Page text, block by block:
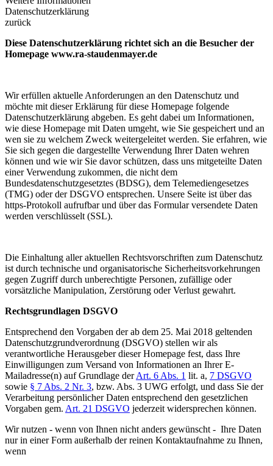
Datenschutzerklärung
zurück
Diese Datenschutzerklärung richtet sich an die Besucher der
Homepage www.ra-staudenmayer.de
Wir erfüllen aktuelle Anforderungen an den Datenschutz und
möchte mit dieser Erklärung für diese Homepage folgende
Datenschutzerklärung abgeben. Es geht dabei um Informationen,
wie diese Homepage mit Daten umgeht, wie Sie gespeichert und an
wen sie zu welchem Zweck weitergeleitet werden. Sie erfahren, wie
Sie sich gegen die dargestellte Verwendung Ihrer Daten wehren
können und wie wir Sie davor schützen, dass uns mitgeteilte Daten
einer Verwendung zukommen, die nicht dem
Bundesdatenschutzgesetztes (BDSG), dem Telemediengesetzes
(TMG) oder der DSGVO entsprechen. Unsere Seite ist über das
https-Protokoll aufrufbar und über das Formular versendete Daten
werden verschlüsselt (SSL).
Die Einhaltung aller aktuellen Rechtsvorschriften zum Datenschutz
ist durch technische und organisatorische Sicherheitsvorkehrungen
gegen Zugriff durch unberechtigte Personen, zufällige oder
vorsätzliche Manipulation, Zerstörung oder Verlust gewahrt.
Rechtsgrundlagen DSGVO
Entsprechend den Vorgaben der ab dem 25. Mai 2018 geltenden
Datenschutzgrundverordnung (DSGVO) stellen wir als
verantwortliche Herausgeber dieser Homepage fest, dass Ihre
Einwilligungen zum Versand von Informationen an Ihrer E-
Mailadresse(n) auf Grundlage derArt. 6 Abs. 1 lit. a, 7 DSGVO
sowie § 7 Abs. 2 Nr. 3, bzw. Abs. 3 UWG erfolgt, und dass Sie der
Verarbeitung persönlicher Daten entsprechend den gesetzlichen
Vorgaben gem. Art. 21 DSGVO jederzeit widersprechen können.
Wir nutzen - wenn von Ihnen nicht anders gewünscht - Ihre Daten
nur in einer Form außerhalb der reinen Kontaktaufnahme zu Ihnen,
wenn